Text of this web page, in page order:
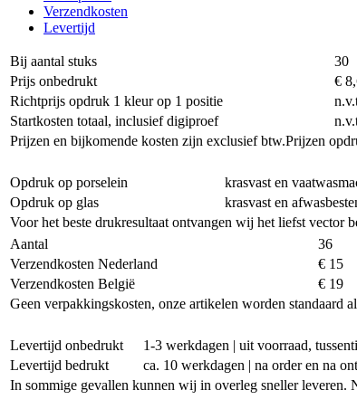
Verzendkosten
Levertijd
Bij aantal stuks 30
Prijs onbedrukt
€
Richtprijs opdruk 1 kleur op 1 positie
Startkosten totaal, inclusief digiproef
Prijzen en bijkomende kosten zijn exclusief btw.Prijzen
Opdruk op porselein
krasvast en
Opdruk op glas
krasvast en
Voor het beste drukresultaat ontvangen wij het liefst vector
Aantal
36
Verzendkosten Nederland
€ 15
Verzendkosten België
€ 19
Geen verpakkingskosten, onze artikelen worden standaard
Levertijd onbedrukt
1-3 werkdagen | uit voorraad,
Levertijd bedrukt
ca. 10 werkdagen | na order en na
In sommige gevallen kunnen wij in overleg sneller leveren.